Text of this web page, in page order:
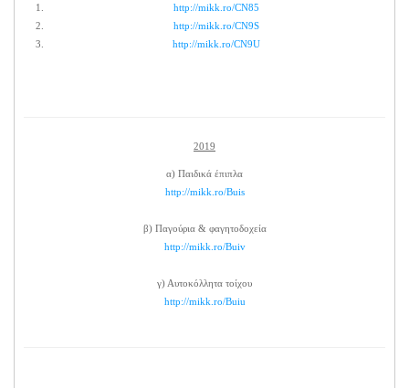
http://mikk.ro/CN85
http://mikk.ro/CN9S
http://mikk.ro/CN9U
2019
α) Παιδικά έπιπλα
http://mikk.ro/Buis
β) Παγούρια & φαγητοδοχεία
http://mikk.ro/Buiv
γ) Αυτοκόλλητα τοίχου
http://mikk.ro/Buiu